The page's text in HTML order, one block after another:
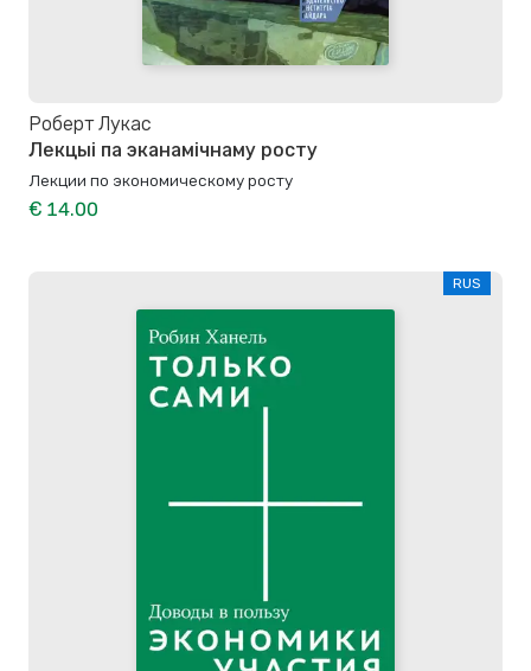
Роберт Лукас
Лекцыі па эканамічнаму росту
Лекции по экономическому росту
€ 14.00
RUS